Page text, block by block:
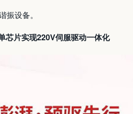
设备。
芯片实现220V伺服驱动一体化